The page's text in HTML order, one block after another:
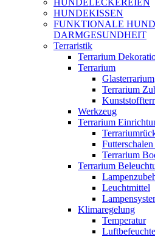
HUNDELECKEREIEN
HUNDEKISSEN
FUNKTIONALE
DARMGESUNDHEIT
Terraristik
Terrarium
Terrarium
Glasterrarium
Terrarium
Werkzeug
Terrarium
Terrarium
Terrarium
Leuchtmittel
Klimaregelung
Temperatur